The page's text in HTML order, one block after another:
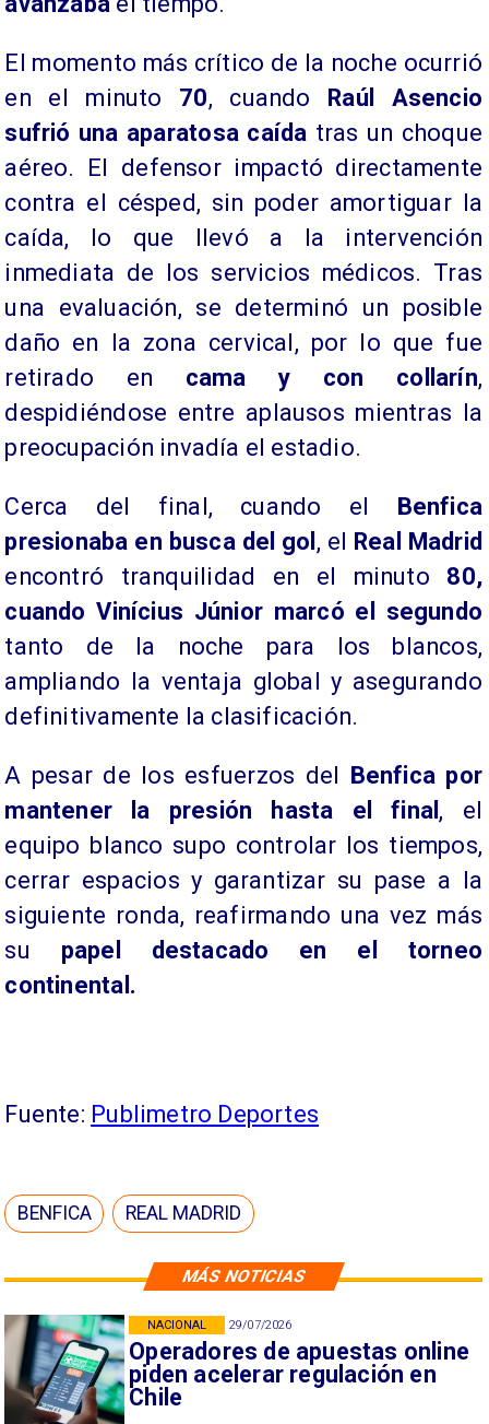
MÁS NOTICIAS
29/07/2026
Operadores de apuestas online
piden acelerar regulación en
Chile
NACIONAL
El momento más crítico de la noche ocurrió
en el minuto 70, cuando Raúl Asencio
sufrió una aparatosa caída tras un choque
aéreo. El defensor impactó directamente
contra el césped, sin poder amortiguar la
caída, lo que llevó a la intervención
inmediata de los servicios médicos. Tras
una evaluación, se determinó un posible
daño en la zona cervical, por lo que fue
retirado en cama y con collarín,
despidiéndose entre aplausos mientras la
preocupación invadía el estadio.
Cerca del final, cuando el Benfica
presionaba en busca del gol , el Real Madrid
encontró tranquilidad en el minuto 80,
cuando Vinícius Júnior marcó el segundo
tanto de la noche para los blancos,
ampliando la ventaja global y asegurando
definitivamente la clasificación.
A pesar de los esfuerzos del Benfica por
mantener la presión hasta el final , el
equipo blanco supo controlar los tiempos,
cerrar espacios y garantizar su pase a la
siguiente ronda, reafirmando una vez más
su papel destacado en el torneo
continental.
Fuente: Publimetro Deportes
BENFICA REAL MADRID